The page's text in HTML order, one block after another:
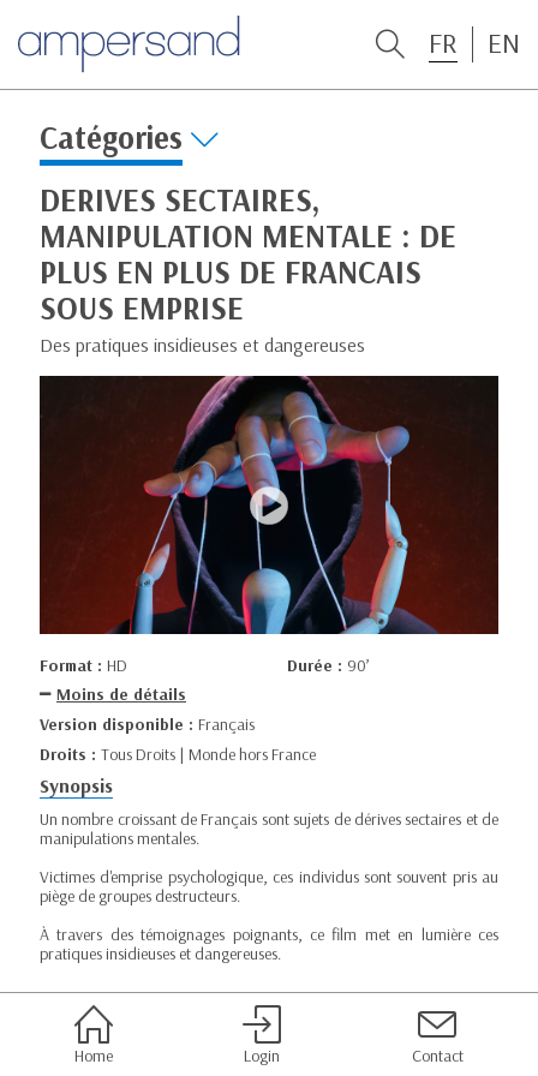
FR EN
Catégories
DERIVES SECTAIRES,
MANIPULATION MENTALE : DE
PLUS EN PLUS DE FRANCAIS
SOUS EMPRISE
Des pratiques insidieuses et dangereuses
Format : HD Durée : 90’
Moins de détails
Version disponible : Français
Droits : Tous Droits | Monde hors France
Synopsis
Un nombre croissant de Français sont sujets de dérives sectaires et de
manipulations mentales.
Victimes d'emprise psychologique, ces individus sont souvent pris au
piège de groupes destructeurs.
À travers des témoignages poignants, ce film met en lumière ces
pratiques insidieuses et dangereuses.
Home Login Contact